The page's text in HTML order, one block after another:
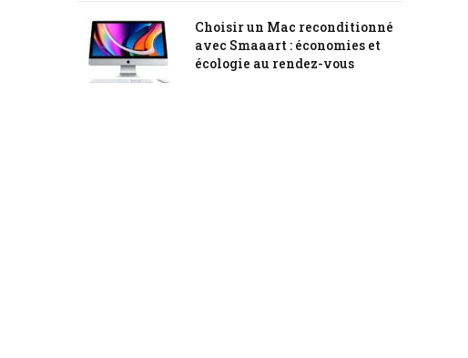
Choisir un Mac reconditionné
avec Smaaart : économies et
écologie au rendez-vous